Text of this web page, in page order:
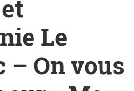
Le
– On vous